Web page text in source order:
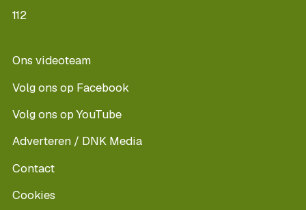
112
Ons videoteam
Volg ons op Facebook
Volg ons op YouTube
Adverteren / DNK Media
Contact
Cookies